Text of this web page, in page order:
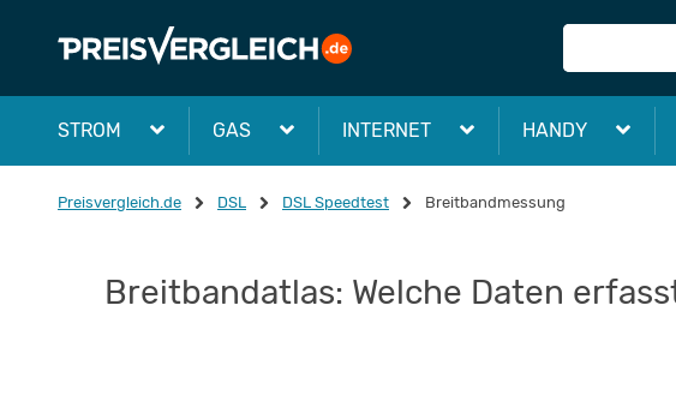
STROM GAS INTERNET HANDY
Preisvergleich.de DSL DSL Speedtest Breitbandmessung
Breitbandatlas: Welche Daten